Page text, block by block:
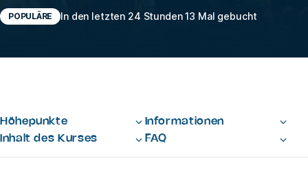
POPULÄRE In den letzten 24 Stunden 13 Mal gebucht
Höhepunkte
Informationen
Inhalt des Kurses
FAQ